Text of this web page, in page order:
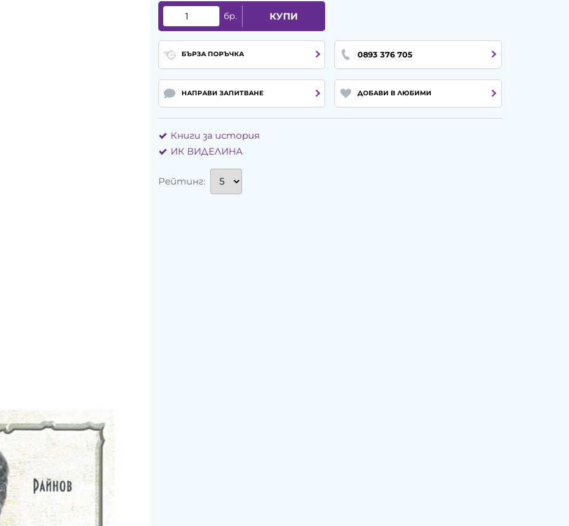
бр. КУПИ
БЪРЗА ПОРЪЧКА 0893 376 705
НАПРАВИ ЗАПИТВАНЕ ДОБАВИ В ЛЮБИМИ
Книги за история
ИК ВИДЕЛИНА
Рейтинг: